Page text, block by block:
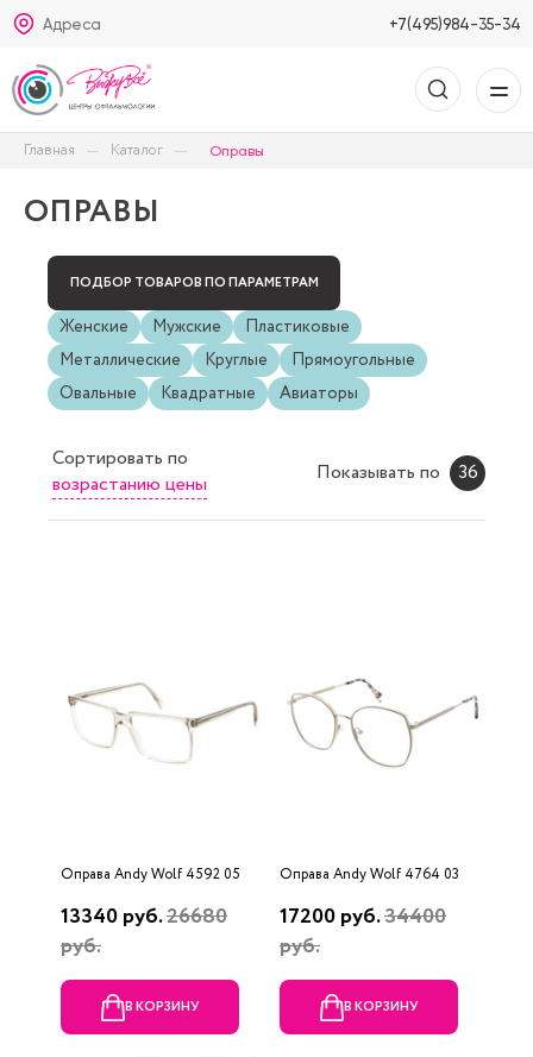
Адреса +7(495)984-35-34
Главная Каталог Оправы
ОПРАВЫ
ПОДБОР ТОВАРОВ ПО ПАРАМЕТРАМ
Женские Мужские
Пластиковые
Металлические
Круглые
Прямоугольные
Овальные
Квадратные Авиаторы
Сортировать по
возрастанию цены
Показывать по 36
Оправа Andy Wolf 4592 05
13340 руб.26680
руб.
В КОРЗИНУ
Оправа Andy Wolf 4764 03
17200 руб.34400
руб.
В КОРЗИНУ